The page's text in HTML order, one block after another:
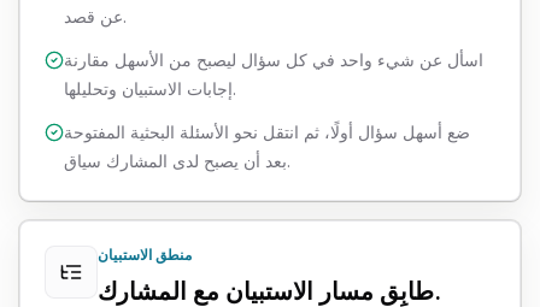
عن قصد.
اسأل عن شيء واحد في كل سؤال ليصبح من الأسهل مقارنة
إجابات الاستبيان وتحليلها.
ضع أسهل سؤال أولًا، ثم انتقل نحو الأسئلة البحثية المفتوحة
بعد أن يصبح لدى المشارك سياق.
منطق الاستبيان
طابِق مسار الاستبيان مع المشارك.